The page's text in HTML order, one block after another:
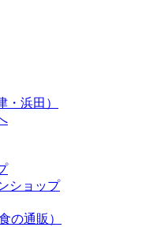
浜田）
ショップ
の通販）